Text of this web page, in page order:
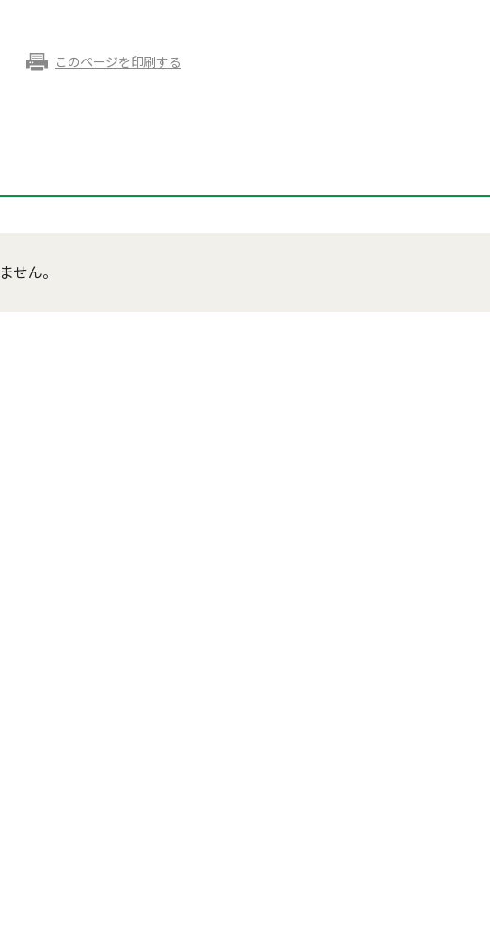
このページを印刷する
せん。